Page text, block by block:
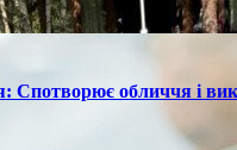
обличчя і